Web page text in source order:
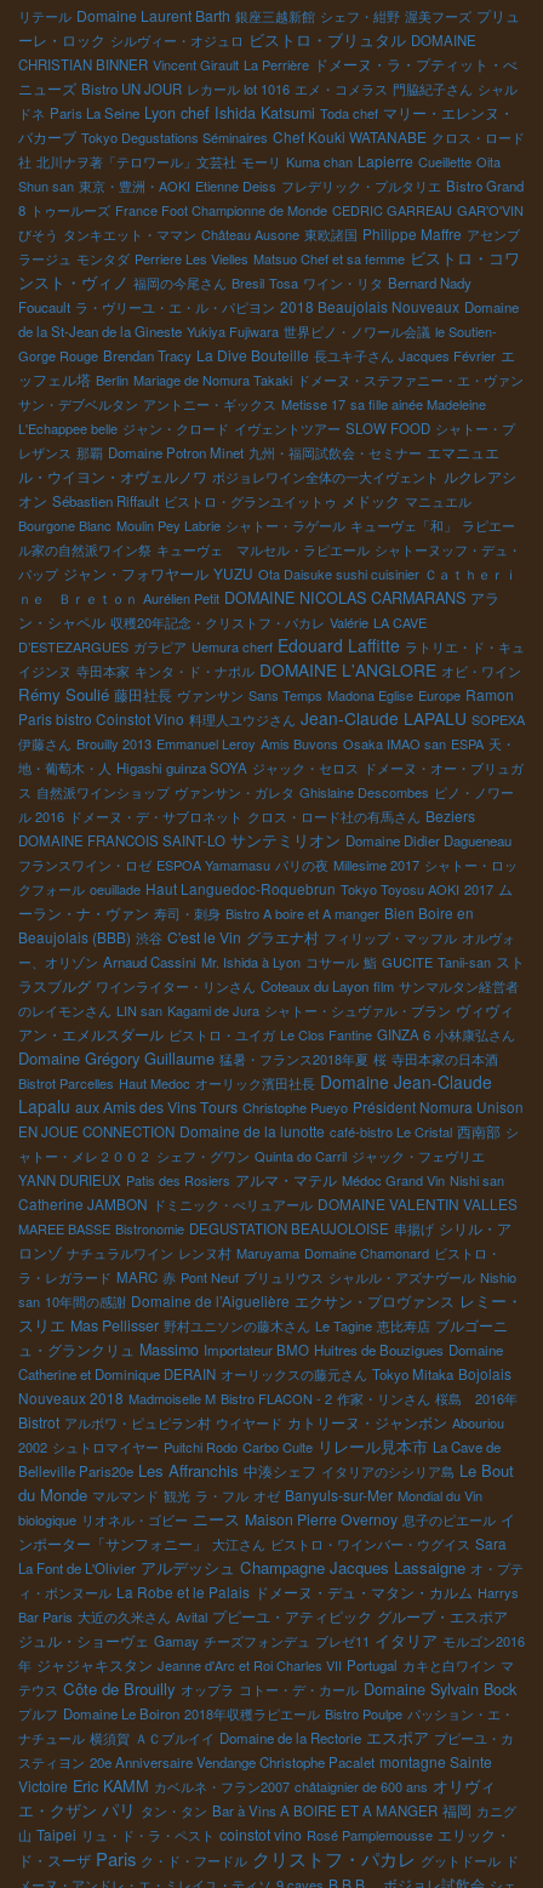
リテール Domaine Laurent Barth 銀座三越新館 シェフ・紺野 渥美フーズ プリュ
ーレ・ロック シルヴィー・オジュロ ビストロ・ブリュタル DOMAINE
CHRISTIAN BINNER Vincent Girault La Perrière ドメーヌ・ラ・プティット・べ
ニューズ Bistro UN JOUR レカール lot 1016 エメ・コメラス 門脇紀子さん シャル
ドネ Paris La Seine Lyon chef Ishida Katsumi Toda chef マリー・エレンヌ・
バカーブ Tokyo Degustations Séminaires Chef Kouki WATANABE クロス・ロード
社 北川ナヲ著「テロワール」文芸社 モーリ Kuma chan Lapierre Cueillette Oita
Shun san 東京・豊洲・AOKI Etienne Deiss フレデリック・プルタリエ Bistro Grand
8 トゥールーズ France Foot Championne de Monde CEDRIC GARREAU GAR'O'VIN
びそう タンキエット・ママン Château Ausone 東欧諸国 Philippe Maffre アセンブ
ラージュ モンタダ Perriere Les Vielles Matsuo Chef et sa femme ビストロ・コワ
ンスト・ヴィノ 福岡の今尾さん Bresil Tosa ワイン・リタ Bernard Nady
Foucault ラ・ヴリーユ・エ・ル・パピヨン 2018 Beaujolais Nouveaux Domaine
de la St-Jean de la Gineste Yukiya Fujiwara 世界ピノ・ノワール会議 le Soutien-
Gorge Rouge Brendan Tracy La Dive Bouteille 長ユキ子さん Jacques Février エ
ッフェル塔 Berlin Mariage de Nomura Takaki ドメーヌ・ステファニー・エ・ヴァン
サン・デブベルタン アントニー・ギックス Metisse 17 sa fille ainée Madeleine
L'Echappee belle ジャン・クロード イヴェントツアー SLOW FOOD シャトー・プ
レザンス 那覇 Domaine Potron Minet 九州・福岡試飲会・セミナー エマニュエ
ル・ウイヨン・オヴェルノワ ボジョレワイン全体の一大イヴェント ルクレアシ
オン Sébastien Riffault ビストロ・グランユイットゥ メドック マニュエル
Bourgone Blanc Moulin Pey Labrie シャトー・ラゲール キューヴェ「和」
ラピエー
ル家の自然派ワイン祭 キューヴェ マルセル・ラピエール シャトーヌッフ・デュ・
パップ ジャン・フォワヤール YUZU Ota Daisuke sushi cuisinier Ｃａｔｈｅｒｉ
ｎｅ Ｂｒｅｔｏｎ Aurélien Petit DOMAINE NICOLAS CARMARANS アラ
ン・シャペル 収穫20年記念・クリストフ・パカレ Valérie LA CAVE
D’ESTEZARGUES ガラピア Uemura cherf Edouard Laffitte ラトリエ・ド・キュ
イジンヌ 寺田本家 キンタ・ド・ナポル DOMAINE L'ANGLORE オビ・ワイン
Rémy Soulié 藤田社長 ヴァンサン Sans Temps Madona Eglise Europe Ramon
Paris bistro Coinstot Vino 料理人ユウジさん Jean-Claude LAPALU SOPEXA
伊藤さん Brouilly 2013 Emmanuel Leroy Amis Buvons Osaka IMAO san ESPA 天・
地・葡萄木・人 Higashi guinza SOYA ジャック・セロス
ドメーヌ・オー・ブリュガ
ス 自然派ワインショップ ヴァンサン・ガレタ Ghislaine Descombes ピノ・ノワー
ル 2016 ドメーヌ・デ・サブロネット クロス・ロード社の有馬さん Beziers
DOMAINE FRANCOIS SAINT-LO サンテミリオン Domaine Didier Dagueneau
フランスワイン・ロゼ ESPOA Yamamasu パリの夜 Millesime 2017 シャトー・ロッ
クフォール oeuillade Haut Languedoc-Roquebrun Tokyo Toyosu AOKI 2017 ム
ーラン・ナ・ヴァン 寿司・刺身 Bistro A boire et A manger Bien Boire en
Beaujolais (BBB) 渋谷 C'est le Vin グラエナ村 フィリップ・マッフル オルヴォ
ー、オリゾン Arnaud Cassini Mr. Ishida à Lyon コサール 鮨 GUCITE Tanii-san スト
ラスブルグ ワインライター・リンさん Coteaux du Layon film サンマルタン経営者
のレイモンさん LIN san Kagami de Jura シャトー・シュヴァル・ブラン ヴィヴィ
アン・エメルスダール ビストロ・ユイガ Le Clos Fantine GINZA 6 小林康弘さん
Domaine Grégory Guillaume 猛暑・フランス2018年夏 桜 寺田本家の日本酒
Bistrot Parcelles Haut Medoc オーリック濱田社長 Domaine Jean-Claude
Lapalu aux Amis des Vins Tours Christophe Pueyo Président Nomura Unison
EN JOUE CONNECTION Domaine de la lunotte café-bistro Le Cristal 西南部 シ
ャトー・メレ２００２ シェフ・グワン Quinta do Carril ジャック・フェヴリエ
YANN DURIEUX Patis des Rosiers アルマ・マテル Médoc Grand Vin Nishi san
Catherine JAMBON ドミニック・べリュアール DOMAINE VALENTIN VALLES
MAREE BASSE Bistronomie DEGUSTATION BEAUJOLOISE 串揚げ シリル・ア
ロンゾ ナチュラルワイン レンヌ村 Maruyama Domaine Chamonard ビストロ・
ラ・レガラード MARC 赤 Pont Neuf ブリュリウス シャルル・アズナヴール Nishio
san 10年間の感謝 Domaine de l’Aiguelière エクサン・プロヴァンス レミー・
スリエ Mas Pellisser 野村ユニソンの藤木さん Le Tagine 恵比寿店 ブルゴーニ
ュ・グランクリュ Massimo Importateur BMO Huitres de Bouzigues Domaine
Catherine et Dominique DERAIN オーリックスの藤元さん Tokyo Mitaka Bojolais
Nouveaux 2018 Madmoiselle M Bistro FLACON - 2 作家・リンさん 桜島 2016年
Bistrot アルボワ・ピュピラン村 ウイヤード カトリーヌ・ジャンボン Abouriou
2002 シュトロマイヤー Puitchi Rodo Carbo Culte リレール見本市 La Cave de
Belleville Paris20e Les Affranchis 中湊シェフ イタリアのシシリア島 Le Bout
du Monde マルマンド 観光 ラ・フル オゼ Banyuls-sur-Mer Mondial du Vin
biologique リオネル・ゴビー ニース Maison Pierre Overnoy 息子のピエール イ
ンポーター「サンフォニー」
大江さん ビストロ・ワインバー・ウグイス Sara
La Font de L'Olivier アルデッシュ Champagne Jacques Lassaigne オ・プテ
ィ・ボンヌール La Robe et le Palais ドメーヌ・デュ・マタン・カルム Harrys
Bar Paris 大近の久米さん Avital プピーユ・アティピック グループ・エスポア
ジュル・ショーヴェ Gamay チーズフォンデュ ブレゼ11 イタリア モルゴン2016
年 ジャジャキスタン Jeanne d'Arc et Roi Charles VII Portugal カキと白ワイン マ
テウス Côte de Brouilly オップラ コトー・デ・カール Domaine Sylvain Bock
プルフ Domaine Le Boiron 2018年収穫ラピエール Bistro Poulpe パッション・エ・
ナチュール 横須賀 ＡＣブルイイ Domaine de la Rectorie エスポア プピーユ・カ
スティヨン 20e Anniversaire Vendange Christophe Pacalet montagne Sainte
Victoire Eric KAMM カベルネ・フラン2007 châtaignier de 600 ans オリヴィ
エ・クザン パリ タン・タン Bar à Vins A BOIRE ET A MANGER 福岡 カニグ
山 Taipei リュ・ド・ラ・ペスト coinstot vino Rosé Pamplemousse エリック・
ド・スーザ Paris ク・ド・フードル クリストフ・パカレ グットドール ド